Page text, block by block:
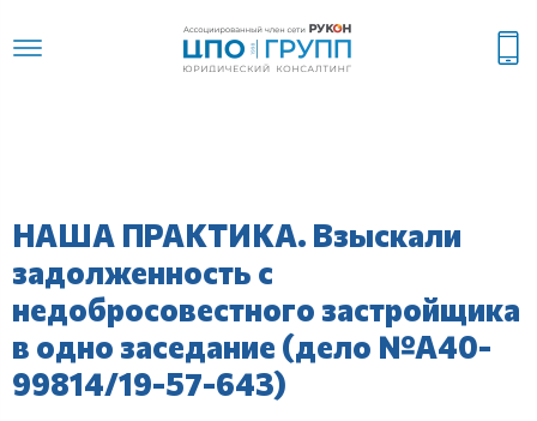
НАША ПРАКТИКА. Взыскали
задолженность с
недобросовестного застройщика
в одно заседание (дело №А40-
99814/19-57-643)